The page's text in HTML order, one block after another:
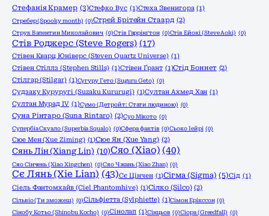
Стефанія Крамер (3)Стефко Вус (1)Стеха Звенигора (1)
Стребер (Spooky month) (0)Стрей Брітейн Стаард (2)
Струк Валентин Миколайович (0)Стів Гаррінґтон (0)Стів Ейокі (Steve Aoki) (0)
Стів Роджерс (Steve Rogers) (17)
Стівен Кварц Юніверс (Steven Quartz Universe) (1)
Стівен Стіллз (Stephen Stills) (1)Стівен Ґрант (1)Стід Боннет (2)
Стілгар (Stilgar) (1)Сугуру Гето (Suguru Geto) (0)
Судзаку Куруругі (Suzaku Kururugi) (1)Султан Ахмед Хан (1)
Султан Мурад IV (1)Сумо (Детройт: Стати людиною) (0)
Суна Рінтаро (Suna Rintaro) (2)Суо Мікото (0)
Супербіа Скуало (Superbia Squalo) (0)Сфера фактів (0)Сьоко Іейрі (0)
Сюе Мен (Xue Ziming) (1)Сюе Ян (Xue Yang) (2)
Сянь Лін (Xiang Lin) (10)Сяо (Xiao) (40)
Сяо Сінчень (Xiao Xingchen) (0)Сяо Чжань (Xiao Zhan) (0)
Сє Лянь (Xie Lian) (43)Сє Цінчен (1)Сігма (Sigma) (5)Сід (1)
Сіель Фантомхайв (Ciel Phantomhive) (1)Сілко (Silco) (2)
Сільвіо (Ти зможеш) (0)Сільфіетта (Sylphiette) (1)Сімон Ерікссон (0)
Сінобу Котьо (Shinobu Kocho) (0)Сінолап (1)Сінцьов (0)Сіора (Greedfall) (0)